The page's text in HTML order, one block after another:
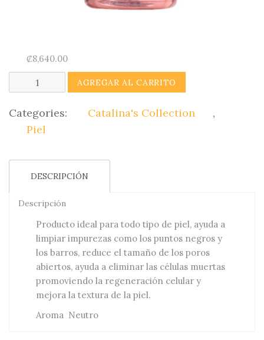
₡8,640.00
Efecto
Peeling
(Jabón
Facial)Catalina's
quantity
AGREGAR AL CARRITO
Categories: Catalina's Collection
,
Piel
DESCRIPCIÓN
Descripción
Producto ideal para todo tipo de piel, ayuda a
limpiar impurezas como los puntos negros y
los barros, reduce el tamaño de los poros
abiertos, ayuda a eliminar las células muertas
promoviendo la regeneración celular y
mejora la textura de la piel.
Aroma Neutro